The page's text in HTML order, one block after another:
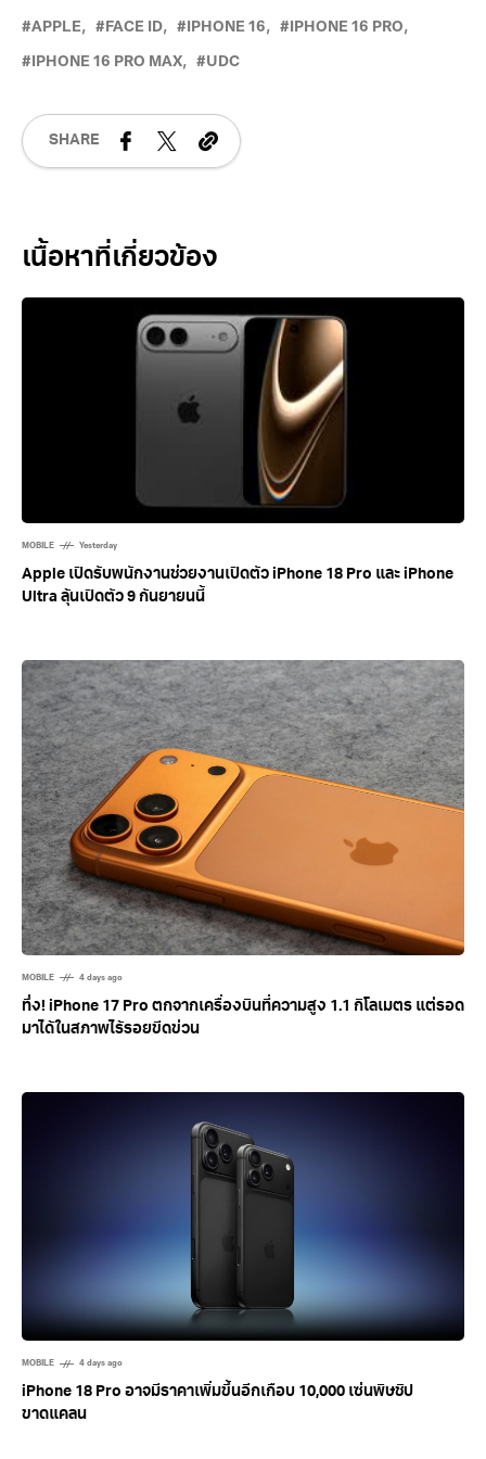
APPLE FACE ID‌ IPHONE 16 IPHONE 16 PRO
IPHONE 16 PRO MAX UDC
SHARE
Related Posts
MOBILE Yesterday
Apple เปิดรับพนักงานช่วยงานเปิดตัว iPhone 18 Pro และ iPhone
Ultra ลุ้นเปิดตัว 9 กันยายนนี้
MOBILE 4 days ago
ทึ่ง! iPhone 17 Pro ตกจากเครื่องบินที่ความสูง 1.1 กิโลเมตร แต่รอด
มาได้ในสภาพไร้รอยขีดข่วน
MOBILE 4 days ago
iPhone 18 Pro อาจมีราคาเพิ่มขึ้นอีกเกือบ 10,000 เซ่นพิษชิป
ขาดแคลน